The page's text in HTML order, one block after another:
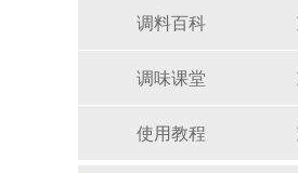
调料百科
调味课堂
使用教程